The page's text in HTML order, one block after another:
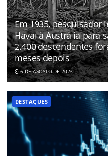
Em 1935, pesquisador
Havaí à Austrália para
2.400 descendentes
meses depois
6 DE AGOSTO DE 2026
DESTAQUES